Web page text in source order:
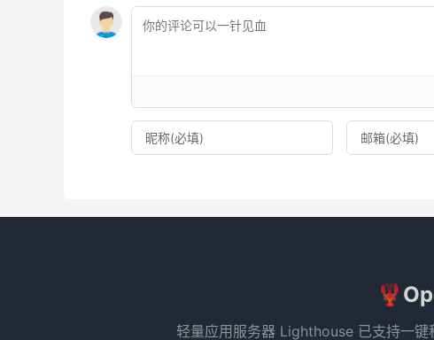
轻量应用服务器 Lighthouse 已支持一键